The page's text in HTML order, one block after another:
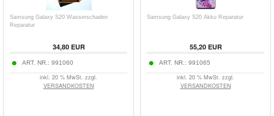
Samsung Galaxy S20 Wasserschaden
Reparatur
34,80 EUR
ART. NR.: 991060
inkl. 20 % MwSt. zzgl.
VERSANDKOSTEN
Samsung Galaxy S20 Akku Reparatur
55,20 EUR
ART. NR.: 991065
inkl. 20 % MwSt. zzgl.
VERSANDKOSTEN